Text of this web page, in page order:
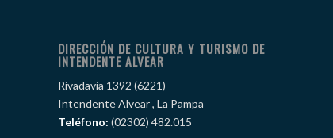
DIRECCIÓN DE CULTURA Y TURISMO DE
INTENDENTE ALVEAR
Rivadavia 1392 (6221)
Intendente Alvear , La Pampa
Teléfono: (02302) 482.015